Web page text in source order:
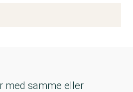
med samme eller